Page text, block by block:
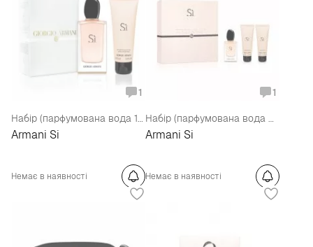
1
Набір (парфумована вода 100 мл + лосьйон для тіла 75 мл)
Armani Si
Немає в наявності
1
Набір (парфумована вода 50 мл + лосьйон для тіла 75 мл + гель для душу 75 мл)
Armani Si
Немає в наявності